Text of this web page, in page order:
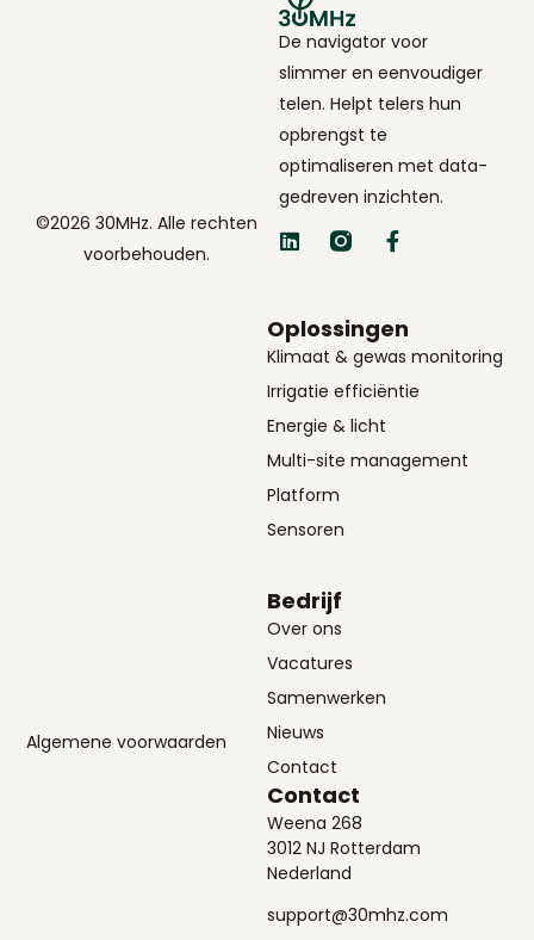
De navigator voor
slimmer en eenvoudiger
telen. Helpt telers hun
opbrengst te
optimaliseren met data-
gedreven inzichten.
Oplossingen
Klimaat & gewas monitoring
Irrigatie efficiëntie
Energie & licht
Multi-site management
Platform
Sensoren
Bedrijf
Over ons
Vacatures
Samenwerken
Nieuws
Contact
Contact
Weena 268
3012 NJ Rotterdam
Nederland
support@30mhz.com
©2026 30MHz. Alle rechten
voorbehouden.
Algemene voorwaarden